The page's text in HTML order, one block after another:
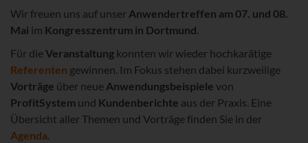
Wir freuen uns auf unser Anwendertreffen am 07. und 08.
Mai im Kongresszentrum in Dortmund.
Für dieVeranstaltung konnten wir wieder hochkarätige
Referenten gewinnen. Im Fokus stehen dabei kurzweilige
Vorträge über neue Anwendungsbeispiele von
ProfitSystem und Kundenberichte aus der Praxis. Eine
Übersicht aller Themen und Vorträge finden Sie in der
Agenda.